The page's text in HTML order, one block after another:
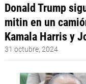
Donald Trump
mitin en un
Kamala Harris y
31 octubre, 2024